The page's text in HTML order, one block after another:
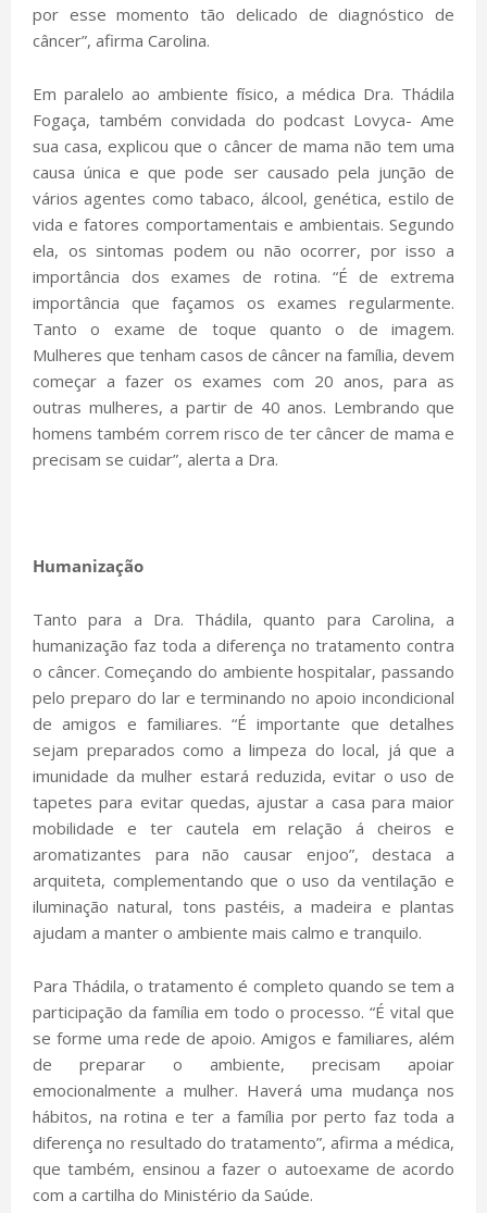
por esse momento tão delicado de diagnóstico de
câncer”, afirma Carolina.
Em paralelo ao ambiente físico, a médica Dra. Thádila
Fogaça, também convidada do podcast Lovyca- Ame
sua casa, explicou que o câncer de mama não tem uma
causa única e que pode ser causado pela junção de
vários agentes como tabaco, álcool, genética, estilo de
vida e fatores comportamentais e ambientais. Segundo
ela, os sintomas podem ou não ocorrer, por isso a
importância dos exames de rotina. “É de extrema
importância que façamos os exames regularmente.
Tanto o exame de toque quanto o de imagem.
Mulheres que tenham casos de câncer na família, devem
começar a fazer os exames com 20 anos, para as
outras mulheres, a partir de 40 anos. Lembrando que
homens também correm risco de ter câncer de mama e
precisam se cuidar”, alerta a Dra.
Humanização
Tanto para a Dra. Thádila, quanto para Carolina, a
humanização faz toda a diferença no tratamento contra
o câncer. Começando do ambiente hospitalar, passando
pelo preparo do lar e terminando no apoio incondicional
de amigos e familiares. “É importante que detalhes
sejam preparados como a limpeza do local, já que a
imunidade da mulher estará reduzida, evitar o uso de
tapetes para evitar quedas, ajustar a casa para maior
mobilidade e ter cautela em relação á cheiros e
aromatizantes para não causar enjoo”, destaca a
arquiteta, complementando que o uso da ventilação e
iluminação natural, tons pastéis, a madeira e plantas
ajudam a manter o ambiente mais calmo e tranquilo.
Para Thádila, o tratamento é completo quando se tem a
participação da família em todo o processo. “É vital que
se forme uma rede de apoio. Amigos e familiares, além
de preparar o ambiente, precisam apoiar
emocionalmente a mulher. Haverá uma mudança nos
hábitos, na rotina e ter a família por perto faz toda a
diferença no resultado do tratamento”, afirma a médica,
que também, ensinou a fazer o autoexame de acordo
com a cartilha do Ministério da Saúde.